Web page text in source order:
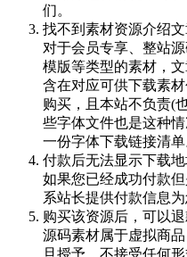
们。
找不到素材资源介绍
对于会员专享、整站
模版等类型的素材，
含在对应可供下载素
购买，且本站不负责(
些字体文件也是这种
一份字体下载链接清单
付款后无法显示下载
如果您已经成功付款
系站长提供付款信息
购买该资源后，可以退
源码素材属于虚拟商
旦授予，不接受任何